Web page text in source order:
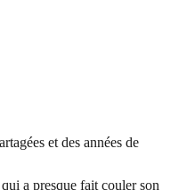
et des années de
a presque fait couler son